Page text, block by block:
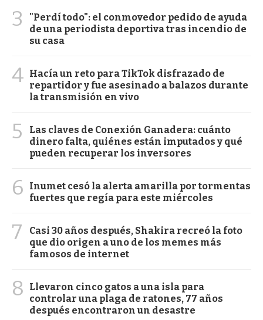
3
"Perdí todo": el conmovedor pedido de ayuda
de una periodista deportiva tras incendio de
su casa
4 Hacía un reto para TikTok disfrazado de
repartidor y fue asesinado a balazos durante
la transmisión en vivo
5
Las claves de Conexión Ganadera: cuánto
dinero falta, quiénes están imputados y qué
pueden recuperar los inversores
6
Inumet cesó la alerta amarilla por tormentas
fuertes que regía para este miércoles
7
Casi 30 años después, Shakira recreó la foto
que dio origen a uno de los memes más
famosos de internet
8
Llevaron cinco gatos a una isla para
controlar una plaga de ratones, 77 años
después encontraron un desastre